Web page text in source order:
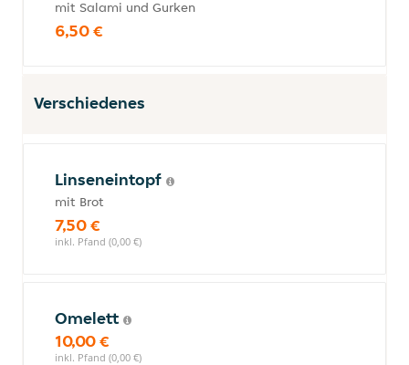
mit Salami und Gurken
6,50 €
Verschiedenes
Linseneintopf
mit Brot
7,50 €
inkl. Pfand (0,00 €)
Omelett
10,00 €
inkl. Pfand (0,00 €)